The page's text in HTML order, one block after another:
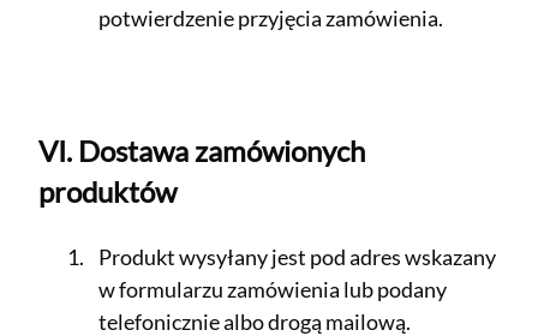
potwierdzenie przyjęcia zamówienia.
VI. Dostawa zamówionych
produktów
Produkt wysyłany jest pod adres wskazany
w formularzu zamówienia lub podany
telefonicznie albo drogą mailową.